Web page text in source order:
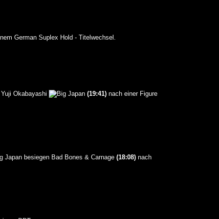
German Suplex Hold - Titelwechsel.
Okabayashi (19:41)nach einer Figure
besiegen Bad Bones & Carnage (18:08)nach